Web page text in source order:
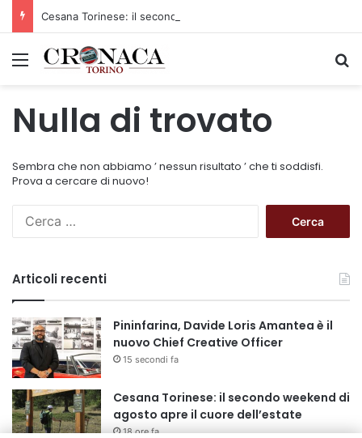
Menu
Nulla di trovato
Sembra che non abbiamo ’ nessun risultato ’ che ti soddisfi.
Prova a cercare di nuovo!
c
p
e
Articoli recenti
Pininfarina, Davide Loris Amantea è il
nuovo Chief Creative Officer
15 secondi fa
Cesana Torinese: il secondo weekend di
agosto apre il cuore dell’estate
18 ore fa